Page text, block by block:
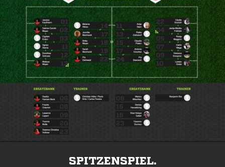
SPITZENSPIEL.